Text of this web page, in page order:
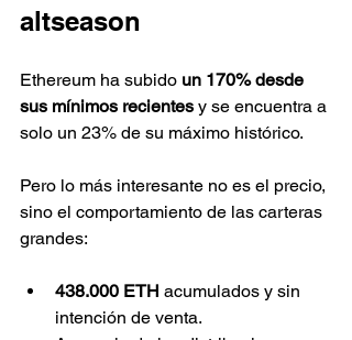
altseason
Ethereum ha subido un 170% desde
sus mínimos recientes y se encuentra a
solo un 23% de su máximo histórico.
Pero lo más interesante no es el precio,
sino el comportamiento de las carteras
grandes:
438.000 ETH acumulados y sin
intención de venta.